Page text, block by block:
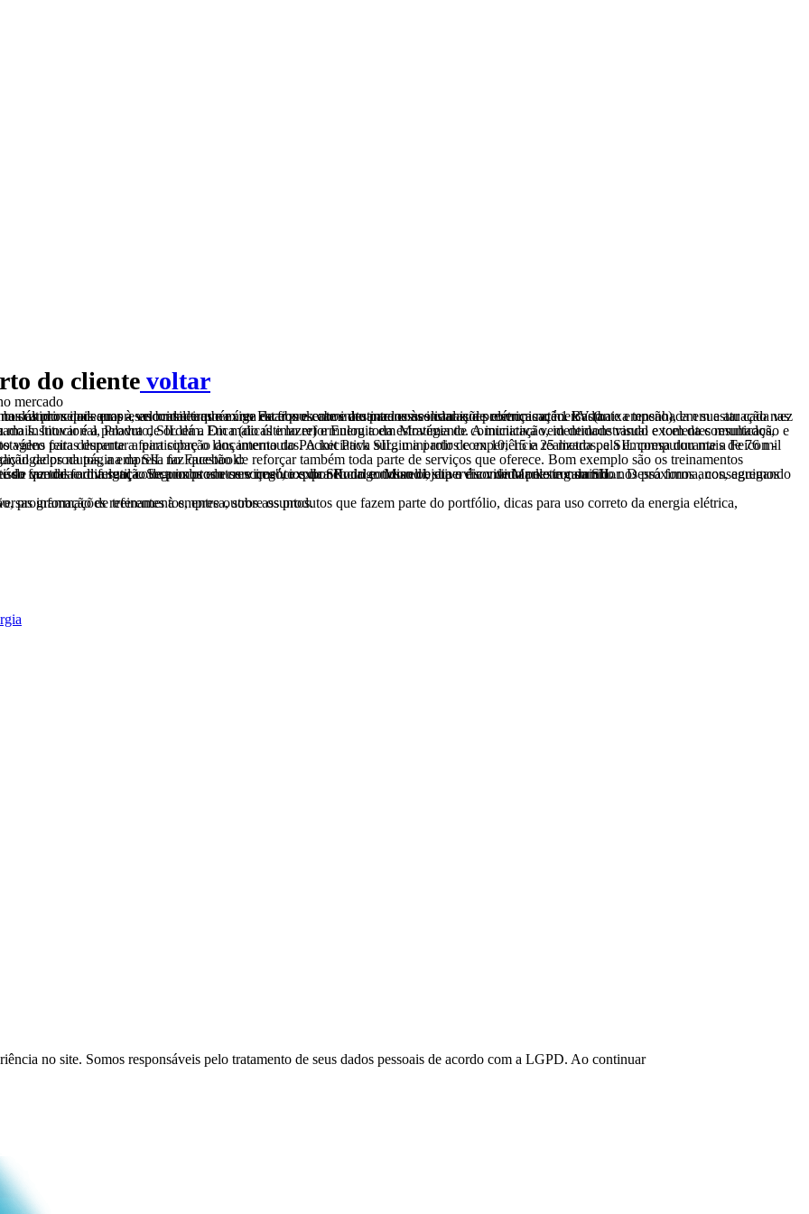
do cliente voltar
mercado
em tempos, promove mudanças, buscando se adequar à velocidade que exige estar presente e atuante nesses canais de comunicação. Bastante empenhada em estar cada vez mais próxima ao cliente - a estratégia mais trabalhada pela companhia nos últimos dois anos -, encontra também no Facebook caminho para consolidar sua presença no mercado.
presenciais que vêm tendo grande adesão desde que começaram a ser divulgados na página da SIL no Facebook:
de interação e trabalhando com um conteúdo que de forma sutil coloca os produtos e negócios da SIL no cotidiano e dia a dia vivido pelo consumidor. Dessa forma, conseguimos nos comunicar levemente sem ser agressivos em uma frente unicamente de vendas e divulgação de produtos e serviços", explica Rodrigo Morelli, supervisor de Marketing da SIL.
elétrica, participação em eventos e notícias relacionadas às suas áreas de atuação, programação de treinamentos, entre outros assuntos.